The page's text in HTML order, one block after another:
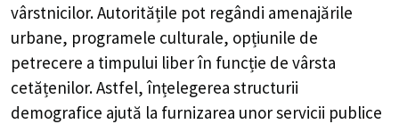
vârstnicilor. Autoritățile pot regândi amenajările
urbane, programele culturale, opțiunile de
petrecere a timpului liber în funcție de vârsta
cetățenilor. Astfel, înțelegerea structurii
demografice ajută la furnizarea unor servicii publice